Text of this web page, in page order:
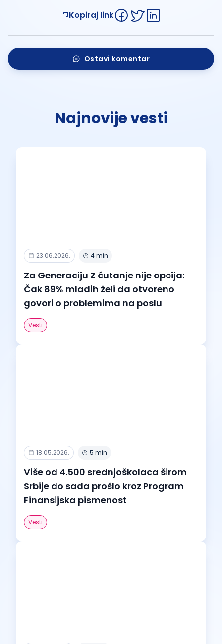
Kopiraj link
Ostavi komentar
Najnovije vesti
23.06.2026. 4 min
Za Generaciju Z ćutanje nije opcija:
Čak 89% mladih želi da otvoreno
govori o problemima na poslu
Vesti
18.05.2026. 5 min
Više od 4.500 srednjoškolaca širom
Srbije do sada prošlo kroz Program
Finansijska pismenost
Vesti